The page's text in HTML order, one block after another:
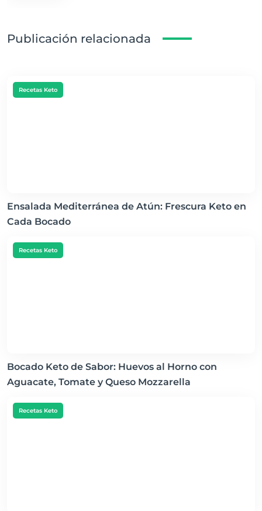
Publicación relacionada
Recetas Keto
Ensalada Mediterránea de Atún: Frescura Keto en
Cada Bocado
Recetas Keto
Bocado Keto de Sabor: Huevos al Horno con
Aguacate, Tomate y Queso Mozzarella
Recetas Keto